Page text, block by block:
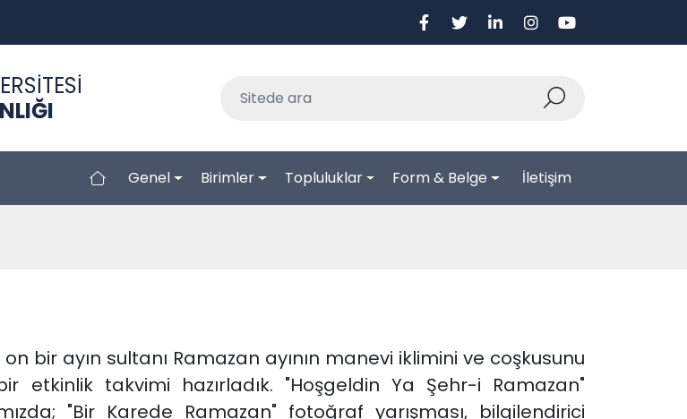
Genel Birimler Topluluklar Form & Belge İletişim
bir ayın sultanı Ramazan ayının manevi iklimini ve coşkusunu
etkinlik takvimi hazırladık. "Hoşgeldin Ya Şehr-i Ramazan"
"Bir Karede Ramazan" fotoğraf yarışması, bilgilendirici